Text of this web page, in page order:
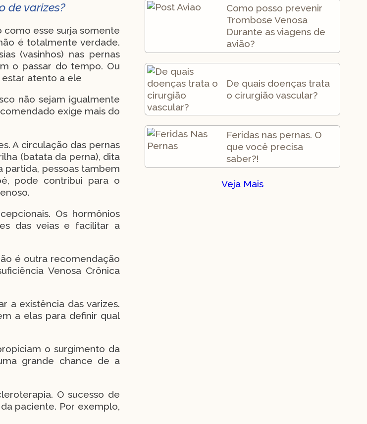
de varizes?
esse surja somente
é totalmente verdade.
(vasinhos) nas pernas
o passar do tempo. Ou
atento a ele
não sejam igualmente
exige mais do
A circulação das pernas
(batata da perna), dita
partida, pessoas tambem
pode contribui para o
Os hormônios
das veias e facilitar a
é outra recomendação
Venosa Crônica
a existência das varizes.
a elas para definir qual
o surgimento da
grande chance de a
O sucesso de
paciente. Por exemplo,
Como posso prevenir
Trombose Venosa
Durante as viagens de
avião?
De quais doenças trata
o cirurgião vascular?
Feridas nas pernas. O
que você precisa
saber?!
Veja Mais